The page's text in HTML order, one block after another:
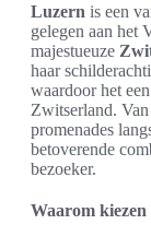
Luzern is een
gelegen aan het
majestueuze
haar
waardoor het
Zwitserland.
promenades
betoverende
bezoeker.
Waarom